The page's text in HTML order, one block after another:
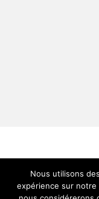
Nous utilisons
expérience sur notre